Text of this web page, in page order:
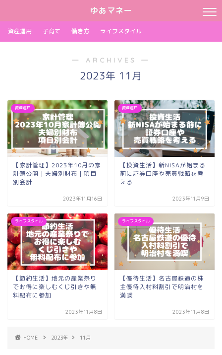
ゆあマネー
資産運用 子育て 働き方 ライフスタイル
― ARCHIVES ―
2023年 11月
資産運用
【家計管理】2023年10月の家
計簿公開｜夫婦別財布｜項目
別会計
2023年11月16日
資産運用
【投資生活】新NISAが始まる
前に証券口座や売買戦略を考
える
2023年11月9日
ライフスタイル
【節約生活】地元の産業祭り
でお得に楽しむくじ引きや無
料配布に参加
2023年11月8日
ライフスタイル
【優待生活】名古屋鉄道の株
主優待入村料割引で明治村を
満喫
2023年11月8日
HOME 2023年 11月